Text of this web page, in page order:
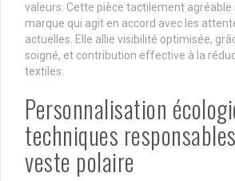
valeurs. Cette pièce tactilement agréable
marque qui agit en accord avec les
actuelles. Elle allie visibilité optimisée,
soigné, et contribution effective à la
textiles.
Personnalisation
techniques
veste polaire